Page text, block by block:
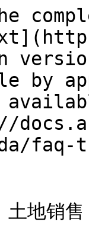
by
faq-
地销